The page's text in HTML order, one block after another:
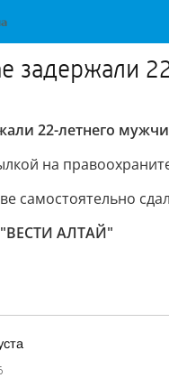
задержали
22-летнего
на
самостоятельно
АЛТАЙ"